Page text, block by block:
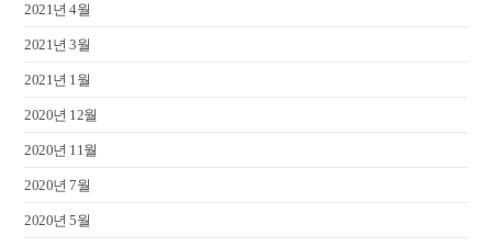
2021년 4월
2021년 3월
2021년 1월
2020년 12월
2020년 11월
2020년 7월
2020년 5월